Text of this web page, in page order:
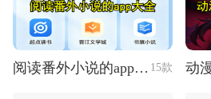
阅读番外小说的app大全 15款